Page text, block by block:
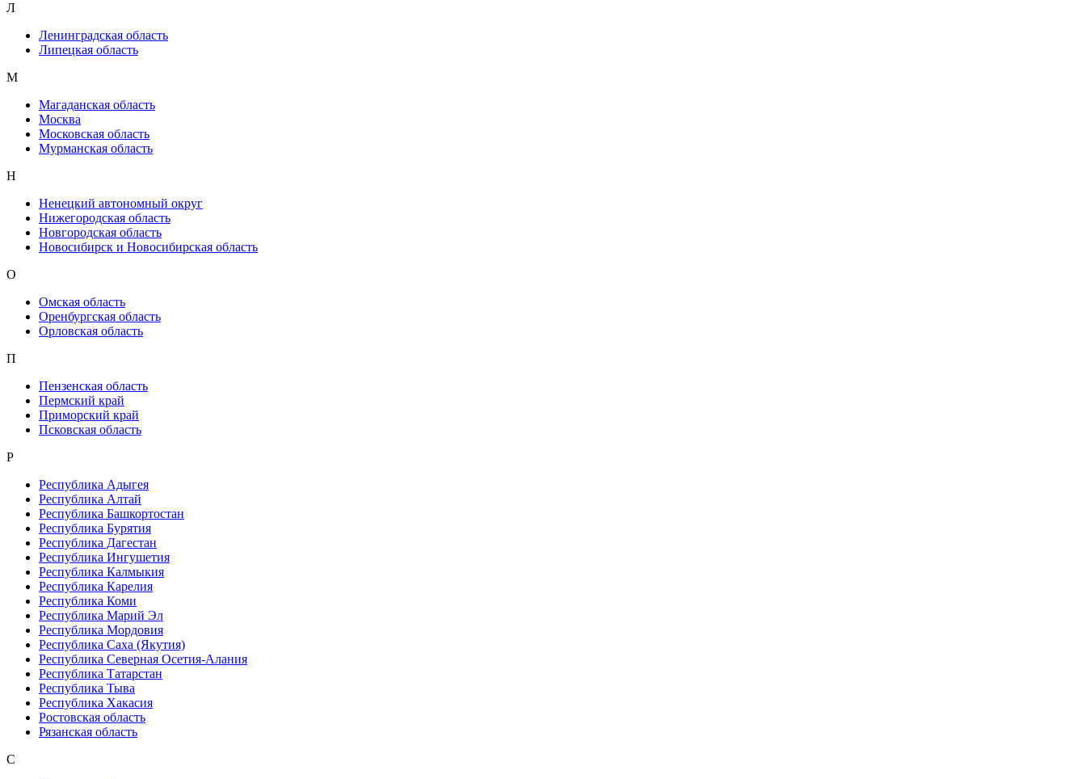
Л
Ленинградская область
Липецкая область
М
Магаданская область
Москва
Московская область
Мурманская область
Н
Ненецкий автономный округ
Нижегородская область
Новгородская область
Новосибирск и Новосибирская область
О
Омская область
Оренбургская область
Орловская область
П
Пензенская область
Пермский край
Приморский край
Псковская область
Р
Республика Адыгея
Республика Алтай
Республика Башкортостан
Республика Бурятия
Республика Дагестан
Республика Ингушетия
Республика Калмыкия
Республика Карелия
Республика Коми
Республика Марий Эл
Республика Мордовия
Республика Саха (Якутия)
Республика Северная Осетия-Алания
Республика Татарстан
Республика Тыва
Республика Хакасия
Ростовская область
Рязанская область
С